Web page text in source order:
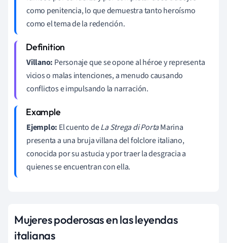
como penitencia, lo que demuestra tanto heroísmo
como el tema de la redención.
Villano: Personaje que se opone al héroe y representa
vicios o malas intenciones, a menudo causando
conflictos e impulsando la narración.
Ejemplo: El cuento deLa Strega di PortaMarina
presenta a una bruja villana del folclore italiano,
conocida por su astucia y por traer la desgracia a
quienes se encuentran con ella.
Mujeres poderosas en las leyendas
italianas